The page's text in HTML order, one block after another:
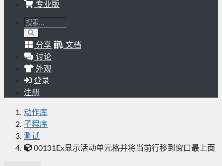
专业版
分享
文档
讨论
外观
登录
注册
动作库
子程序
测试
00131Ex显示活动单元格并将当前行移到窗口最上面